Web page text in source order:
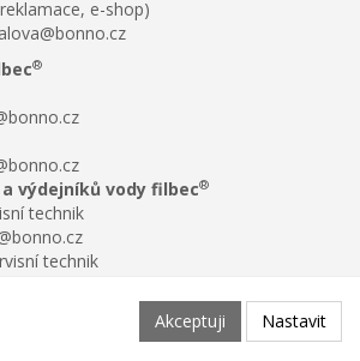
e-shop)
®
výdejníků vody filbec®
technik
technik
Akceptuji Nastavit